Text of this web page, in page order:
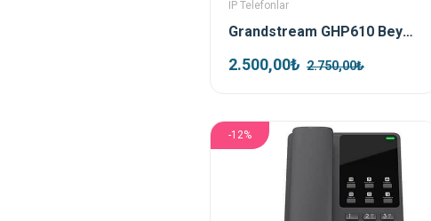
IP Telefonlar
Grandstream GHP610 Beyaz Poe Ip Duvar Telefonu
2.500,00₺ 2.750,00₺
-12%